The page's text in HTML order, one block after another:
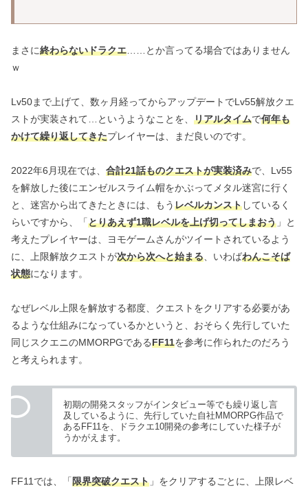
終わらないドラクエ
……とか言ってる場合ではありません
Lv50まで上げて、数ヶ月経ってからアップデートでLv55解放クエ
ストが実装されて…というようなことを、
何年も
かけて繰り返してきた
プレイヤーは、まだ良いのです。
合計21話ものクエストが実装済み
を解放した後にエンゼルスライム帽をかぶってメタル迷宮に行く
と、迷宮から出てきたときには、もう
らいですから、「 とりあえず1職レベルを上げ切ってしまおう
考えたプレイヤーは、ヨモゲームさんがツイートされているよう
に、上限解放クエストが
次から次へと始まる
わんこそば
状態
なぜレベル上限を解放する都度、クエストをクリアする必要があ
るような仕組みになっているかというと、おそらく先行していた
同じスクエニのMMORPGである
を参考に作られたのだろう
と考えられます。
初期の開発スタッフがインタビュー等でも繰り返し言
及しているように、先行していた自社MMORPG作品で
あるFF11を、ドラクエ10開発の参考にしていた様子が
うかがえます。
FF11では、「限界突破クエスト
」をクリアするごとに、上限レベ